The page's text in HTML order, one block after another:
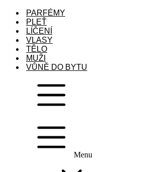
PARFÉMY
PLEŤ
LÍČENÍ
VLASY
TĚLO
MUŽI
VŮNĚ DO BYTU
Menu